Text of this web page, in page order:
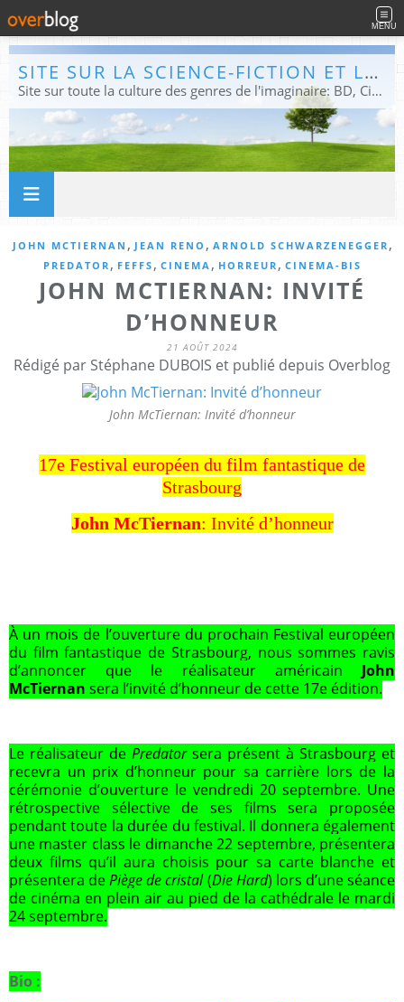
MENU
SITE SUR LA SCIENCE-FICTION ET LE FANTASTIQUE
Site sur toute la culture des genres de l'imaginaire: BD, Cinéma, Livre, Jeux, Théâtre. Présent dans les principaux festivals de film fantastique e de science-fiction, salons et conventions.
JOHN MCTIERNAN , JEAN RENO , ARNOLD SCHWARZENEGGER ,
PREDATOR , FEFFS , CINEMA , HORREUR , CINEMA-BIS
JOHN MCTIERNAN: INVITÉ
D’HONNEUR
21 AOÛT 2024
Rédigé par Stéphane DUBOIS et publié depuis Overblog
John McTiernan: Invité d’honneur
17e Festival européen du film fantastique de
Strasbourg
John McTiernan: Invité d’honneur
À un mois de l’ouverture du prochain Festival européen
du film fantastique de Strasbourg, nous sommes ravis
d’annoncer que le réalisateur américain John
McTiernan sera l’invité d’honneur de cette 17e édition.
Le réalisateur de Predator sera présent à Strasbourg et
recevra un prix d’honneur pour sa carrière lors de la
cérémonie d’ouverture le vendredi 20 septembre. Une
rétrospective sélective de ses films sera proposée
pendant toute la durée du festival. Il donnera également
une master class le dimanche 22 septembre, présentera
deux films qu’il aura choisis pour sa carte blanche et
présentera dePiège de cristal(Die Hard) lors d’une séance
de cinéma en plein air au pied de la cathédrale le mardi
24 septembre.
Bio :